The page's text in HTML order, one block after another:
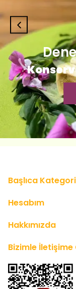
Başlıca
Hesabım
Hakkımızda
Bizimle İletişime